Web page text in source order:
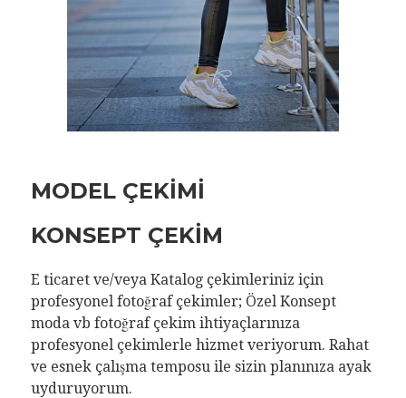
MODEL ÇEKIMI
KONSEPT ÇEKIM
E ticaret ve/veya Katalog çekimleriniz için
profesyonel fotoğraf çekimler; Özel Konsept
moda vb fotoğraf çekim ihtiyaçlarınıza
profesyonel çekimlerle hizmet veriyorum. Rahat
ve esnek çalışma temposu ile sizin planınıza ayak
uyduruyorum.